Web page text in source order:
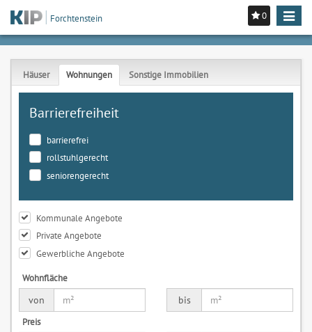
0
Toggle
Forchtenstein
Häuser Wohnungen Sonstige Immobilien
Barrierefreiheit
barrierefrei
rollstuhlgerecht
seniorengerecht
Kommunale Angebote
Private Angebote
Gewerbliche Angebote
Wohnfläche
von
bis
Preis